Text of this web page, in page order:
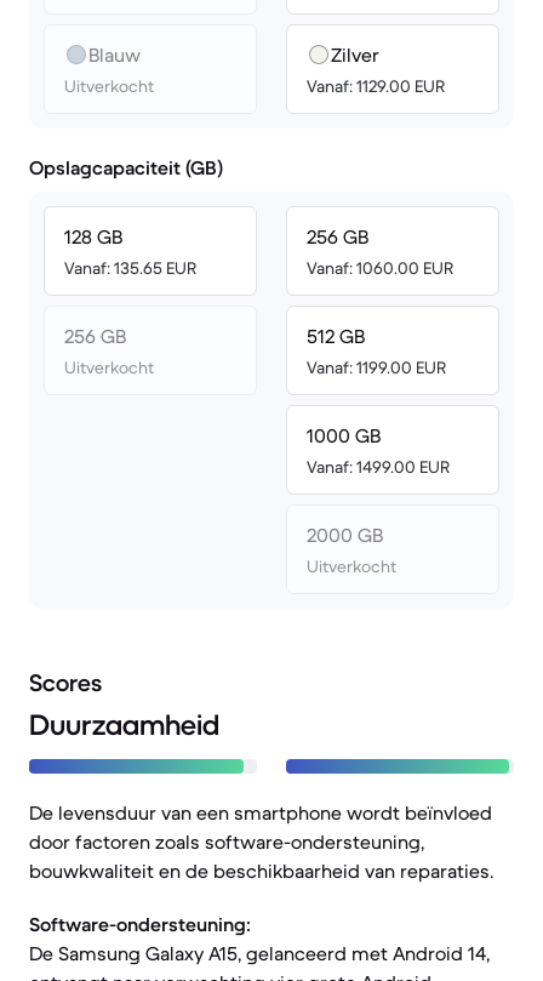
Blauw
Uitverkocht
Zilver
Vanaf: 1129.00 EUR
Opslagcapaciteit (GB)
128 GB
Vanaf: 135.65 EUR
256 GB
Uitverkocht
256 GB
Vanaf: 1060.00 EUR
512 GB
Vanaf: 1199.00 EUR
1000 GB
Vanaf: 1499.00 EUR
2000 GB
Uitverkocht
Scores
Duurzaamheid
De levensduur van een smartphone wordt beïnvloed
door factoren zoals software-ondersteuning,
bouwkwaliteit en de beschikbaarheid van reparaties.
Software-ondersteuning:
De Samsung Galaxy A15, gelanceerd met Android 14,